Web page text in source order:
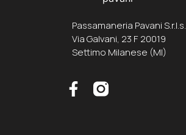
Passamaneria Pavani S.r.l.s.
Via Galvani, 23 F 20019
Settimo Milanese (MI)